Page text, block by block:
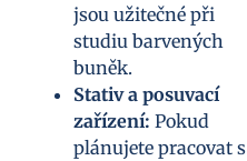
jsou užitečné při
studiu barvených
buněk.
Stativ a posuvací
zařízení: Pokud
plánujete pracovat s